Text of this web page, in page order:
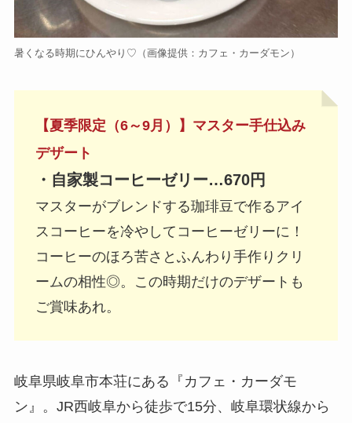
暑くなる時期にひんやり♡（画像提供：カフェ・カーダモン）
【夏季限定（6～9月）】マスター手仕込み
デザート
・自家製コーヒーゼリー…670円
マスターがブレンドする珈琲豆で作るアイ
スコーヒーを冷やしてコーヒーゼリーに！
コーヒーのほろ苦さとふんわり手作りクリ
ームの相性◎。この時期だけのデザートも
ご賞味あれ。
岐阜県岐阜市本荘にある『カフェ・カーダモ
ン』。JR西岐阜から徒歩で15分、岐阜環状線から